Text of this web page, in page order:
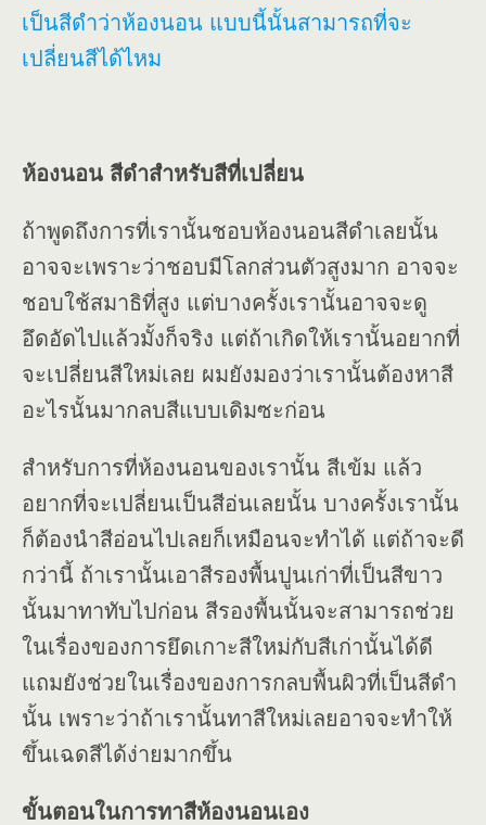
เป็นสีดำว่าห้องนอน แบบนี้นั้นสามารถที่จะ
เปลี่ยนสีได้ไหม
ห้องนอน สีดำสำหรับสีที่เปลี่ยน
ถ้าพูดถึงการที่เรานั้นชอบห้องนอนสีดำเลยนั้น
อาจจะเพราะว่าชอบมีโลกส่วนตัวสูงมาก อาจจะ
ชอบใช้สมาธิที่สูง แต่บางครั้งเรานั้นอาจจะดู
อึดอัดไปแล้วมั้งก็จริง แต่ถ้าเกิดให้เรานั้นอยากที่
จะเปลี่ยนสีใหม่เลย ผมยังมองว่าเรานั้นต้องหาสี
อะไรนั้นมากลบสีแบบเดิมซะก่อน
สำหรับการที่ห้องนอนของเรานั้น สีเข้ม แล้ว
อยากที่จะเปลี่ยนเป็นสีอ่นเลยนั้น บางครั้งเรานั้น
ก็ต้องนำสีอ่อนไปเลยก็เหมือนจะทำได้ แต่ถ้าจะดี
กว่านี้ ถ้าเรานั้นเอาสีรองพื้นปูนเก่าที่เป็นสีขาว
นั้นมาทาทับไปก่อน สีรองพื้นนั้นจะสามารถช่วย
ในเรื่องของการยึดเกาะสีใหม่กับสีเก่านั้นได้ดี
แถมยังช่วยในเรื่องของการกลบพื้นผิวที่เป็นสีดำ
นั้น เพราะว่าถ้าเรานั้นทาสีใหม่เลยอาจจะทำให้
ขึ้นเฉดสีได้ง่ายมากขึ้น
ขั้นตอนในการทาสีห้องนอนเอง